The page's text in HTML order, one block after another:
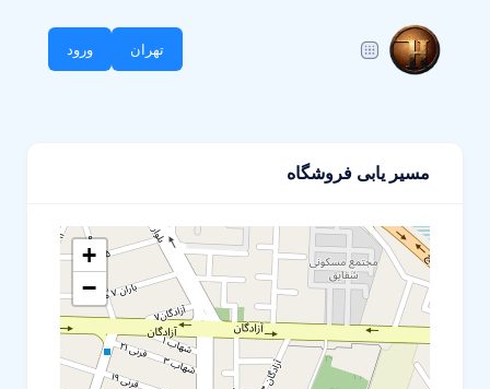
تهران ورود
مسیر یابی فروشگاه
+
−